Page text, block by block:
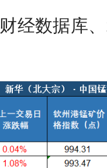
经数据库